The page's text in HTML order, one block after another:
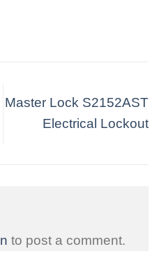
Master Lock S2152AST
Electrical Lockout
to post a comment.